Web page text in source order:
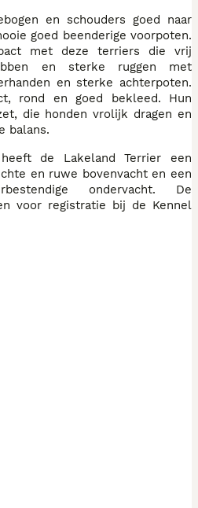
en schouders goed naar
goed beenderige voorpoten.
met deze terriers die vrij
en sterke ruggen met
en sterke achterpoten.
rond en goed bekleed. Hun
die honden vrolijk dragen en
balans.
de Lakeland Terrier een
en ruwe bovenvacht en een
ondervacht. De
voor registratie bij de Kennel